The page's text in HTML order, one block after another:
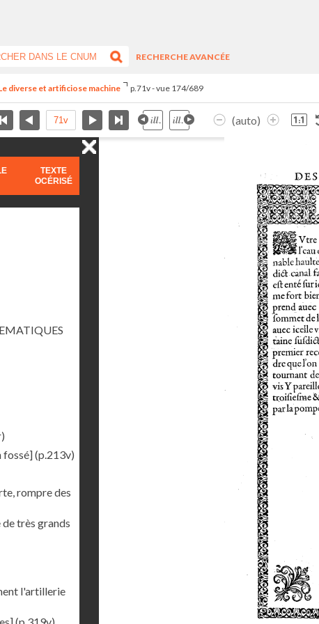
RECHERCHE AVANCÉE
diverse et artificiose machine p.71v - vue 174/689
(auto)
TEXTE
OCÉRISÉ
fossé](p.213v)
rompre des
très grands
l'artillerie